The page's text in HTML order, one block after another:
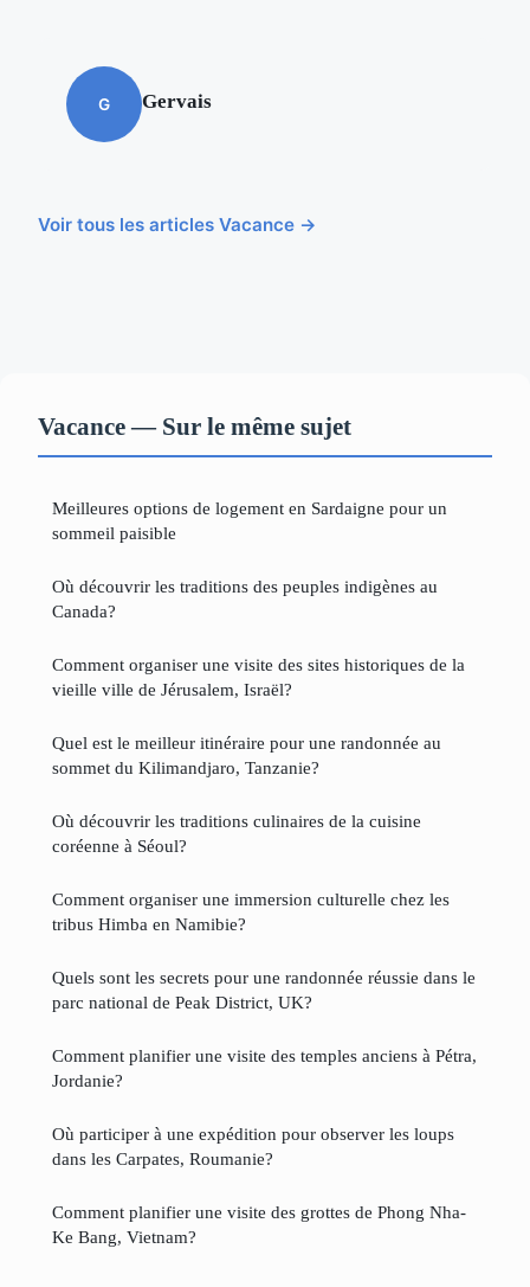
G Gervais
Voir tous les articles Vacance →
Vacance — Sur le même sujet
Meilleures options de logement en Sardaigne pour un
sommeil paisible
Où découvrir les traditions des peuples indigènes au
Canada?
Comment organiser une visite des sites historiques de la
vieille ville de Jérusalem, Israël?
Quel est le meilleur itinéraire pour une randonnée au
sommet du Kilimandjaro, Tanzanie?
Où découvrir les traditions culinaires de la cuisine
coréenne à Séoul?
Comment organiser une immersion culturelle chez les
tribus Himba en Namibie?
Quels sont les secrets pour une randonnée réussie dans le
parc national de Peak District, UK?
Comment planifier une visite des temples anciens à Pétra,
Jordanie?
Où participer à une expédition pour observer les loups
dans les Carpates, Roumanie?
Comment planifier une visite des grottes de Phong Nha-
Ke Bang, Vietnam?